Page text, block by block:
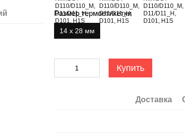
Размер термоетикетки
14 х 28 мм
Купить
Доставка